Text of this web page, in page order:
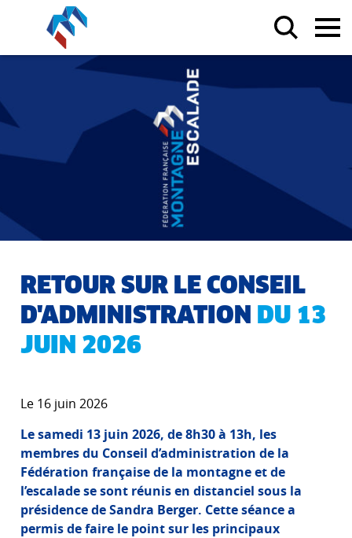
RETOUR SUR LE CONSEIL
D'ADMINISTRATION
DU 13
JUIN 2026
Le 16 juin 2026
Le samedi 13 juin 2026, de 8h30 à 13h, les
membres du Conseil d’administration de la
Fédération française de la montagne et de
l’escalade se sont réunis en distanciel sous la
présidence de Sandra Berger. Cette séance a
permis de faire le point sur les principaux